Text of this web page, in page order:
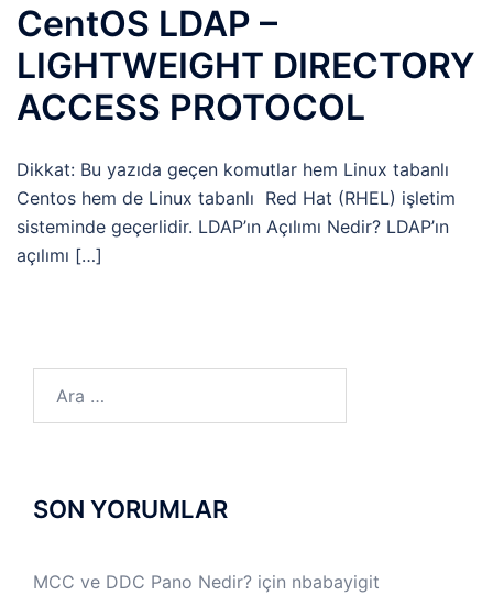
CentOS LDAP –
LIGHTWEIGHT DIRECTORY
ACCESS PROTOCOL
Dikkat: Bu yazıda geçen komutlar hem Linux tabanlı
Centos hem de Linux tabanlı Red Hat (RHEL) işletim
sisteminde geçerlidir. LDAP’ın Açılımı Nedir? LDAP’ın
açılımı […]
SON YORUMLAR
MCC ve DDC Pano Nedir? için nbabayigit